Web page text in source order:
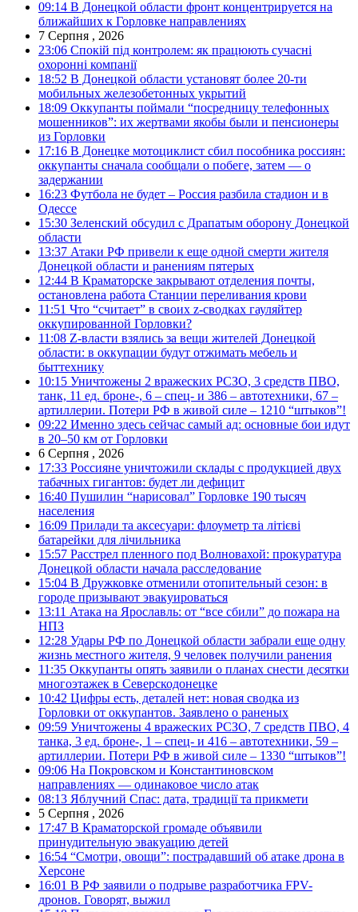
09:14 В Донецкой области фронт концентрируется на
ближайших к Горловке направлениях
7 Серпня , 2026
23:06 Спокій під контролем: як працюють сучасні
охоронні компанії
18:52 В Донецкой области установят более 20-ти
мобильных железобетонных укрытий
18:09 Оккупанты поймали “посредницу телефонных
мошенников”: их жертвами якобы были и пенсионеры
из Горловки
17:16 В Донецке мотоциклист сбил пособника россиян:
оккупанты сначала сообщали о побеге, затем — о
задержании
16:23 Футбола не будет – Россия разбила стадион и в
Одессе
15:30 Зеленский обсудил с Драпатым оборону Донецкой
области
13:37 Атаки РФ привели к еще одной смерти жителя
Донецкой области и ранениям пятерых
12:44 В Краматорске закрывают отделения почты,
остановлена работа Станции переливания крови
11:51 Что “считает” в своих z-сводках гауляйтер
оккупированной Горловки?
11:08 Z-власти взялись за вещи жителей Донецкой
области: в оккупации будут отжимать мебель и
быттехнику
10:15 Уничтожены 2 вражеских РСЗО, 3 средств ПВО,
танк, 11 ед. броне-, 6 – спец- и 386 – автотехники, 67 –
артиллерии. Потери РФ в живой силе – 1210 “штыков”!
09:22 Именно здесь сейчас самый ад: основные бои идут
в 20–50 км от Горловки
6 Серпня , 2026
17:33 Россияне уничтожили склады с продукцией двух
табачных гигантов: будет ли дефицит
16:40 Пушилин “нарисовал” Горловке 190 тысяч
населения
16:09 Прилади та аксесуари: флоуметр та літієві
батарейки для лічильника
15:57 Расстрел пленного под Волновахой: прокуратура
Донецкой области начала расследование
15:04 В Дружковке отменили отопительный сезон: в
городе призывают эвакуироваться
13:11 Атака на Ярославль: от “все сбили” до пожара на
НПЗ
12:28 Удары РФ по Донецкой области забрали еще одну
жизнь местного жителя, 9 человек получили ранения
11:35 Оккупанты опять заявили о планах снести десятки
многоэтажек в Северскодонецке
10:42 Цифры есть, деталей нет: новая сводка из
Горловки от оккупантов. Заявлено о раненых
09:59 Уничтожены 4 вражеских РСЗО, 7 средств ПВО, 4
танка, 3 ед. броне-, 1 – спец- и 416 – автотехники, 59 –
артиллерии. Потери РФ в живой силе – 1330 “штыков”!
09:06 На Покровском и Константиновском
направлениях — одинаковое число атак
08:13 Яблучний Спас: дата, традиції та прикмети
5 Серпня , 2026
17:47 В Краматорской громаде объявили
принудительную эвакуацию детей
16:54 “Смотри, овощи”: пострадавший об атаке дрона в
Херсоне
16:01 В РФ заявили о подрыве разработчика FPV-
дронов. Говорят, выжил